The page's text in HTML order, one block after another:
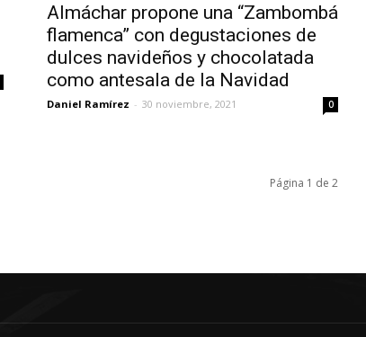
Almáchar propone una “Zambombá
flamenca” con degustaciones de
dulces navideños y chocolatada
como antesala de la Navidad
Daniel Ramírez - 30 noviembre, 2021 0
Página 1 de 2